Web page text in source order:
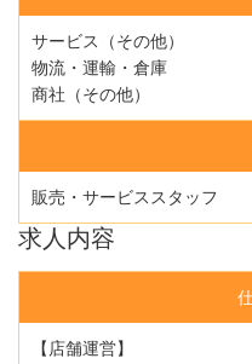
サービス（その他）
物流・運輸・倉庫
商社（その他）
販売・サービススタッフ
求人内容
【店舗運営】